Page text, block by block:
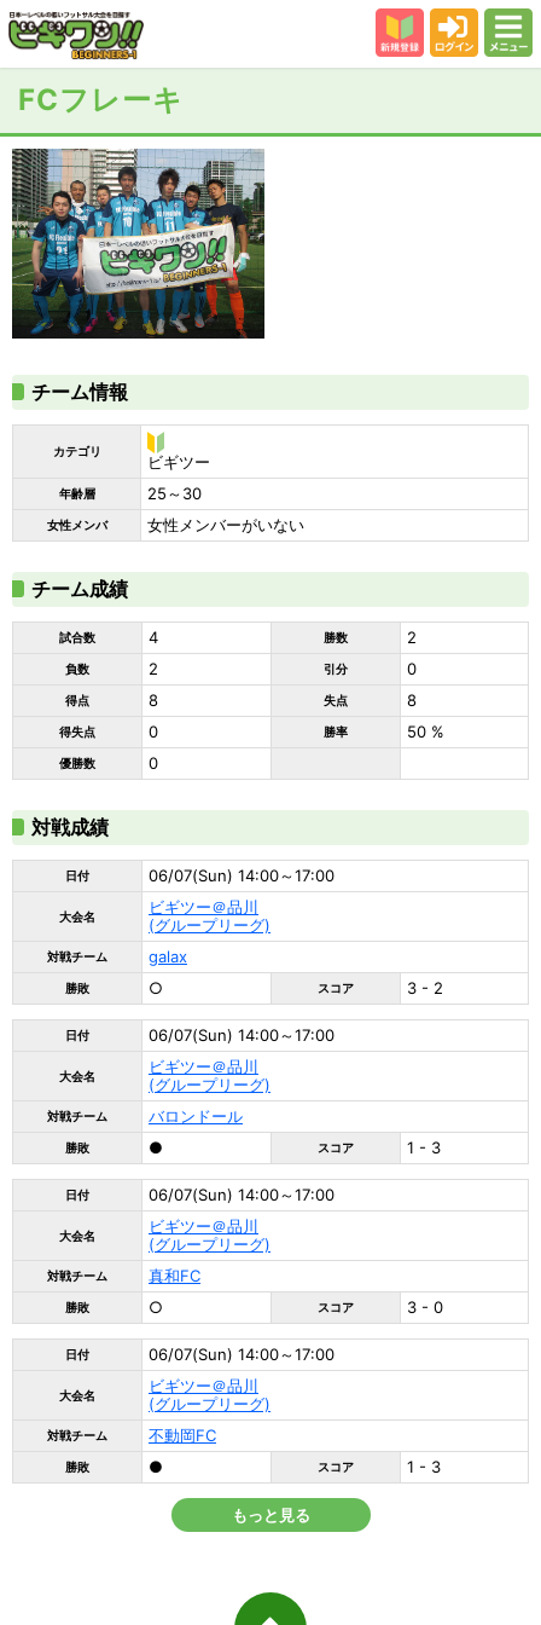
カテゴリー
会場
大会結果
スタッフ紹介
よくある質問
参加者の声
FCフレーキ
チーム情報
カテゴリ
ビ
ギ
ツ
ー
ビギツー
年齢層 25～30
女性メンバ 女性メンバーがいない
チーム成績
試合数 4 勝数 2
負数 2 引分 0
得点 8 失点 8
得失点 0 勝率 50 %
優勝数 0
対戦成績
日付 06/07(Sun) 14:00～17:00
大会名
ビギツー＠品川
(グループリーグ)
対戦チーム galax
勝敗 ○ スコア 3 - 2
日付 06/07(Sun) 14:00～17:00
大会名
ビギツー＠品川
(グループリーグ)
対戦チーム バロンドール
勝敗 ● スコア 1 - 3
日付 06/07(Sun) 14:00～17:00
大会名
ビギツー＠品川
(グループリーグ)
対戦チーム 真和FC
勝敗 ○ スコア 3 - 0
日付 06/07(Sun) 14:00～17:00
大会名
ビギツー＠品川
(グループリーグ)
対戦チーム 不動岡FC
勝敗 ● スコア 1 - 3
もっと見る